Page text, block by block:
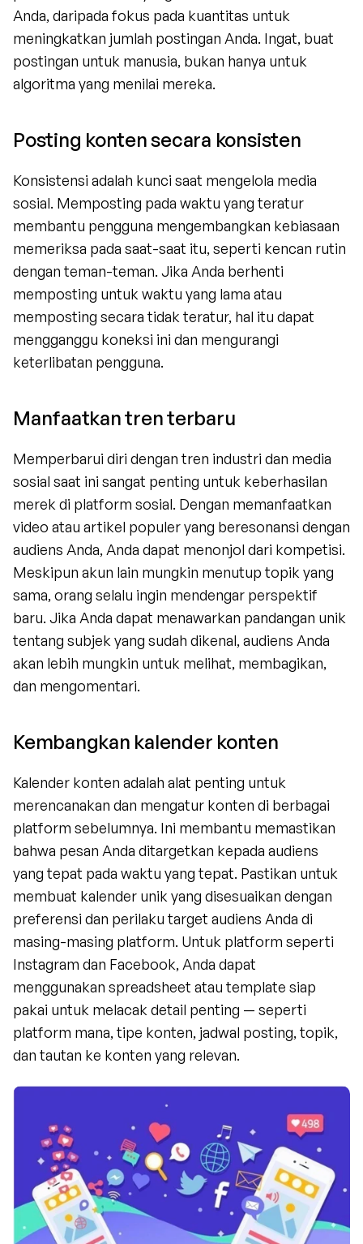
Anda, daripada fokus pada kuantitas untuk
meningkatkan jumlah postingan Anda. Ingat, buat
postingan untuk manusia, bukan hanya untuk
algoritma yang menilai mereka.
Posting konten secara konsisten
Konsistensi adalah kunci saat mengelola media
sosial. Memposting pada waktu yang teratur
membantu pengguna mengembangkan kebiasaan
memeriksa pada saat-saat itu, seperti kencan rutin
dengan teman-teman. Jika Anda berhenti
memposting untuk waktu yang lama atau
memposting secara tidak teratur, hal itu dapat
mengganggu koneksi ini dan mengurangi
keterlibatan pengguna.
Manfaatkan tren terbaru
Memperbarui diri dengan tren industri dan media
sosial saat ini sangat penting untuk keberhasilan
merek di platform sosial. Dengan memanfaatkan
video atau artikel populer yang beresonansi dengan
audiens Anda, Anda dapat menonjol dari kompetisi.
Meskipun akun lain mungkin menutup topik yang
sama, orang selalu ingin mendengar perspektif
baru. Jika Anda dapat menawarkan pandangan unik
tentang subjek yang sudah dikenal, audiens Anda
akan lebih mungkin untuk melihat, membagikan,
dan mengomentari.
Kembangkan kalender konten
Kalender konten adalah alat penting untuk
merencanakan dan mengatur konten di berbagai
platform sebelumnya. Ini membantu memastikan
bahwa pesan Anda ditargetkan kepada audiens
yang tepat pada waktu yang tepat. Pastikan untuk
membuat kalender unik yang disesuaikan dengan
preferensi dan perilaku target audiens Anda di
masing-masing platform. Untuk platform seperti
Instagram dan Facebook, Anda dapat
menggunakan spreadsheet atau template siap
pakai untuk melacak detail penting — seperti
platform mana, tipe konten, jadwal posting, topik,
dan tautan ke konten yang relevan.